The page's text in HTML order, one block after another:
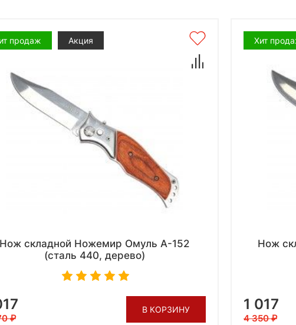
продаж Акция
Нож складной Ножемир Омуль A-152
(сталь 440, дерево)
В КОРЗИНУ
Хит
Нож
1 017
4 350